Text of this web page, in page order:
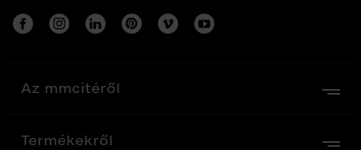
Az mmcitéről
Termékekről